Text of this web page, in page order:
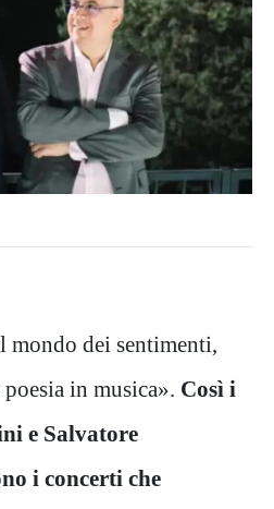
mondo dei sentimenti,
in musica». Così i
e Salvatore
i concerti che